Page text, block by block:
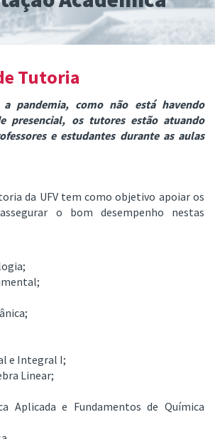
Tutoria
a pandemia, como não está havendo
presencial, os tutores estão atuando
e estudantes durante as aulas
da UFV tem como objetivo apoiar os
o bom desempenho nestas
e Integral I;
Linear;
Aplicada e Fundamentos de Química